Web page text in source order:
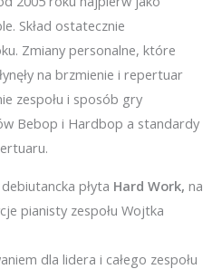
Skład ostatecznie
Zmiany personalne, które
na brzmienie i repertuar
zespołu i sposób gry
Bebop i Hardbop a standardy
płyta Hard Work, na
pianisty zespołu Wojtka
dla lidera i całego zespołu